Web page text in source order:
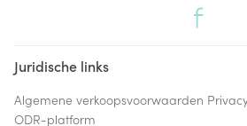
Juridische links
Algemene verkoopsvoorwaarden
ODR-platform